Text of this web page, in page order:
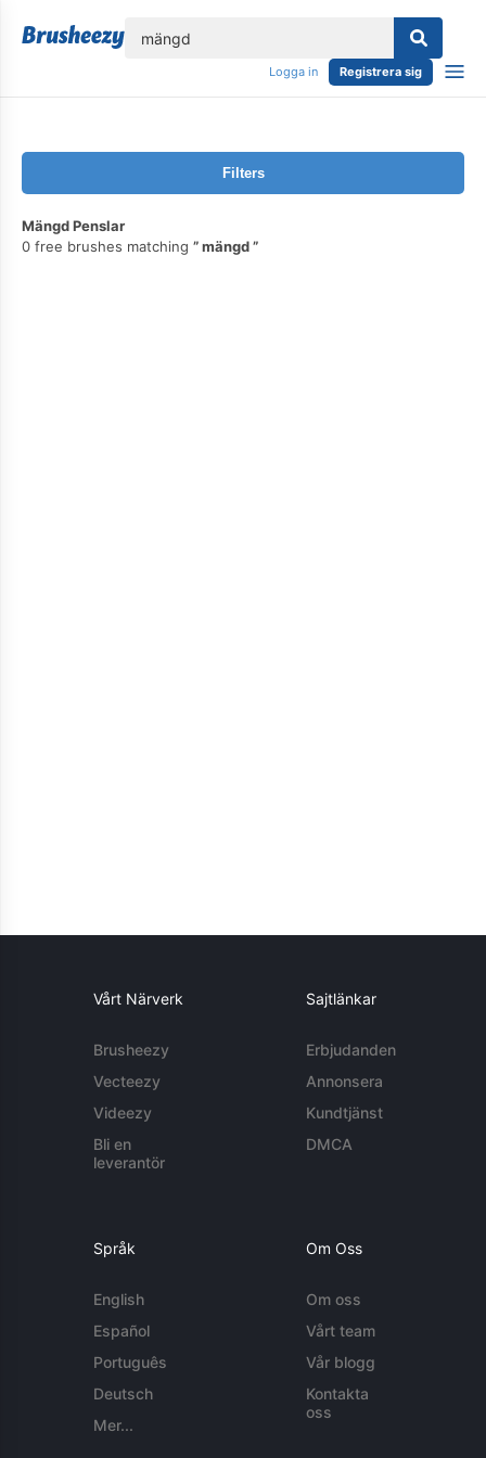
Logga in Registrera sig
Filters
Mängd Penslar
0 free brushes matching
mängd
Vårt Närverk
Brusheezy
Vecteezy
Videezy
Bli en
leverantör
Sajtlänkar
Erbjudanden
Annonsera
Kundtjänst
DMCA
Språk
English
Español
Português
Deutsch
Mer...
Om Oss
Om oss
Vårt team
Vår blogg
Kontakta
oss